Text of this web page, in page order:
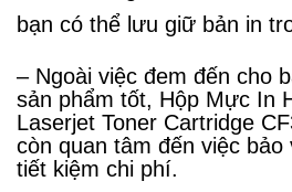
bạn có thể lưu giữ bản in
– Ngoài việc đem đến cho
sản phẩm tốt, Hộp Mực In
Laserjet Toner Cartridge
còn quan tâm đến việc
tiết kiệm chi phí.